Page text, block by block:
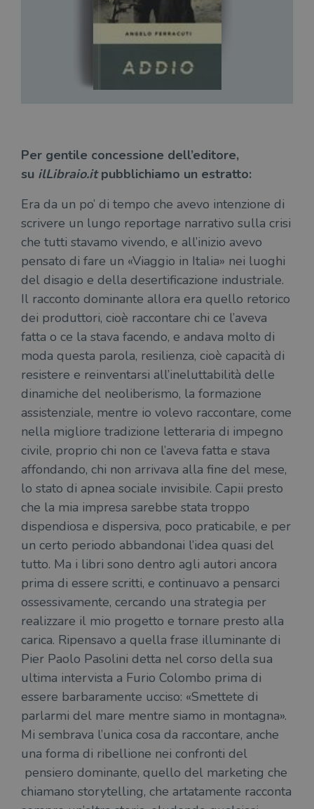
Per gentile concessione dell’editore,
su ilLibraio.itpubblichiamo un estratto:
Era da un po’ di tempo che avevo intenzione di
scrivere un lungo reportage narrativo sulla crisi
che tutti stavamo vivendo, e all’inizio avevo
pensato di fare un «Viaggio in Italia» nei luoghi
del disagio e della desertificazione industriale.
Il racconto dominante allora era quello retorico
dei produttori, cioè raccontare chi ce l’aveva
fatta o ce la stava facendo, e andava molto di
moda questa parola, resilienza, cioè capacità di
resistere e reinventarsi all’ineluttabilità delle
dinamiche del neoliberismo, la formazione
assistenziale, mentre io volevo raccontare, come
nella migliore tradizione letteraria di impegno
civile, proprio chi non ce l’aveva fatta e stava
affondando, chi non arrivava alla fine del mese,
lo stato di apnea sociale invisibile. Capii presto
che la mia impresa sarebbe stata troppo
dispendiosa e dispersiva, poco praticabile, e per
un certo periodo abbandonai l’idea quasi del
tutto. Ma i libri sono dentro agli autori ancora
prima di essere scritti, e continuavo a pensarci
ossessivamente, cercando una strategia per
realizzare il mio progetto e tornare presto alla
carica. Ripensavo a quella frase illuminante di
Pier Paolo Pasolini detta nel corso della sua
ultima intervista a Furio Colombo prima di
essere barbaramente ucciso: «Smettete di
parlarmi del mare mentre siamo in montagna».
Mi sembrava l’unica cosa da raccontare, anche
una forma di ribellione nei confronti del
pensiero dominante, quello del marketing che
chiamano storytelling, che artatamente racconta